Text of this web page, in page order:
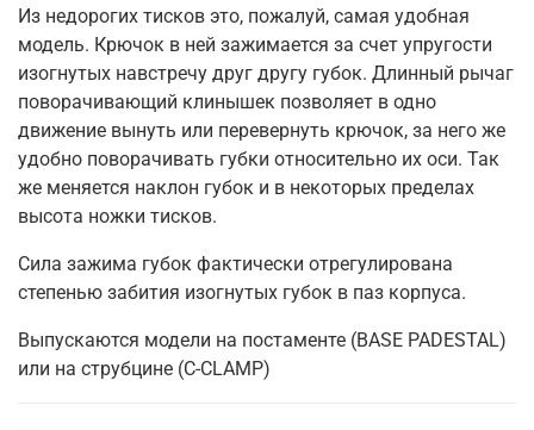
Из недорогих тисков это, пожалуй, самая удобная
модель. Крючок в ней зажимается за счет упругости
изогнутых навстречу друг другу губок. Длинный рычаг
поворачивающий клинышек позволяет в одно
движение вынуть или перевернуть крючок, за него же
удобно поворачивать губки относительно их оси. Так
же меняется наклон губок и в некоторых пределах
высота ножки тисков.
Сила зажима губок фактически отрегулирована
степенью забития изогнутых губок в паз корпуса.
Выпускаются модели на постаменте (BASE PADESTAL)
или на струбцине (C-CLAMP)